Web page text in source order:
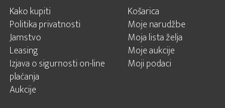
Kako kupiti
Politika privatnosti
Jamstvo
Leasing
Izjava o sigurnosti on-line
plaćanja
Aukcije
Košarica
Moje narudžbe
Moja lista želja
Moje aukcije
Moji podaci